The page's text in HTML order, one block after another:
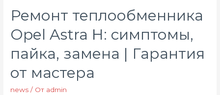
Ремонт теплообменника
Opel Astra H: симптомы,
пайка, замена | Гарантия
от мастера
news / От admin